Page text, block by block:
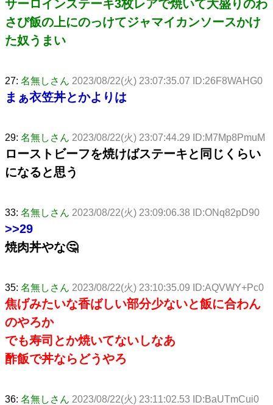
サーロインステーキ3枚レアで焼いて大盛りのわ
さび飯の上にのっけてジャマイカンソースかけ
た奴うまい
27: 名無しさん 2023/08/22(火) 23:07:35.07 ID:26F8WAHG0
まぁ衣笠丼とかよりは
29: 名無しさん 2023/08/22(火) 23:07:44.29 ID:M7Mp8PmuM
ローストビーフを焼けばステーキと同じくらい
になると思う
33: 名無しさん 2023/08/22(火) 23:09:06.38 ID:ONq82pD90
>>29
焼肉丼やな🤔
35: 名無しさん 2023/08/22(火) 23:10:35.09 ID:AQVWY+Pc0
焦げみたいな香ばしい部分少ないと飯に合わん
のやろか
でも寿司とか焼いてないしなあ
酢飯で丼ならどうやろ
36: 名無しさん 2023/08/22(火) 23:11:02.53 ID:BaUTmCui0